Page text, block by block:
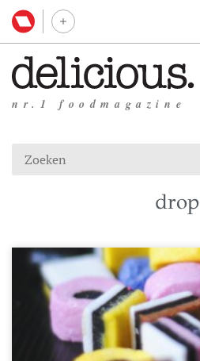
nr.1 foodmagazine
drop